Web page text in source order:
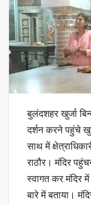
बुलंदशहर खुर्जा
दर्शन करने पहुंचे
साथ में
राठौर। मंदिर
स्वागत कर मंदिर
बारे में बताया।